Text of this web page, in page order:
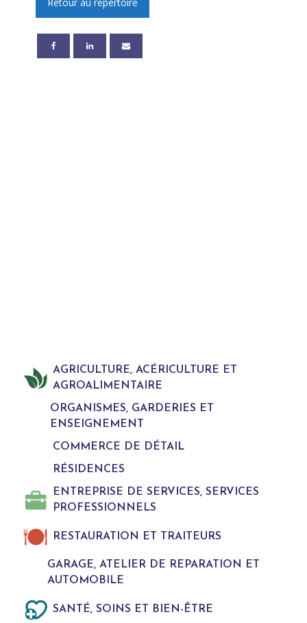
AGRICULTURE, ACÉRICULTURE ET
AGROALIMENTAIRE
ORGANISMES, GARDERIES ET
ENSEIGNEMENT
COMMERCE DE DÉTAIL
RÉSIDENCES
ENTREPRISE DE SERVICES, SERVICES
PROFESSIONNELS
RESTAURATION ET TRAITEURS
GARAGE, ATELIER DE REPARATION ET
AUTOMOBILE
SANTÉ, SOINS ET BIEN-ÊTRE